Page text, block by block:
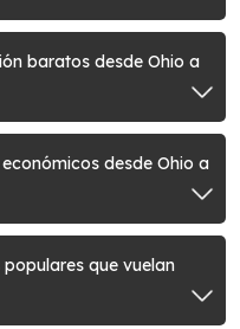
desde Ohio a
populares que vuelan